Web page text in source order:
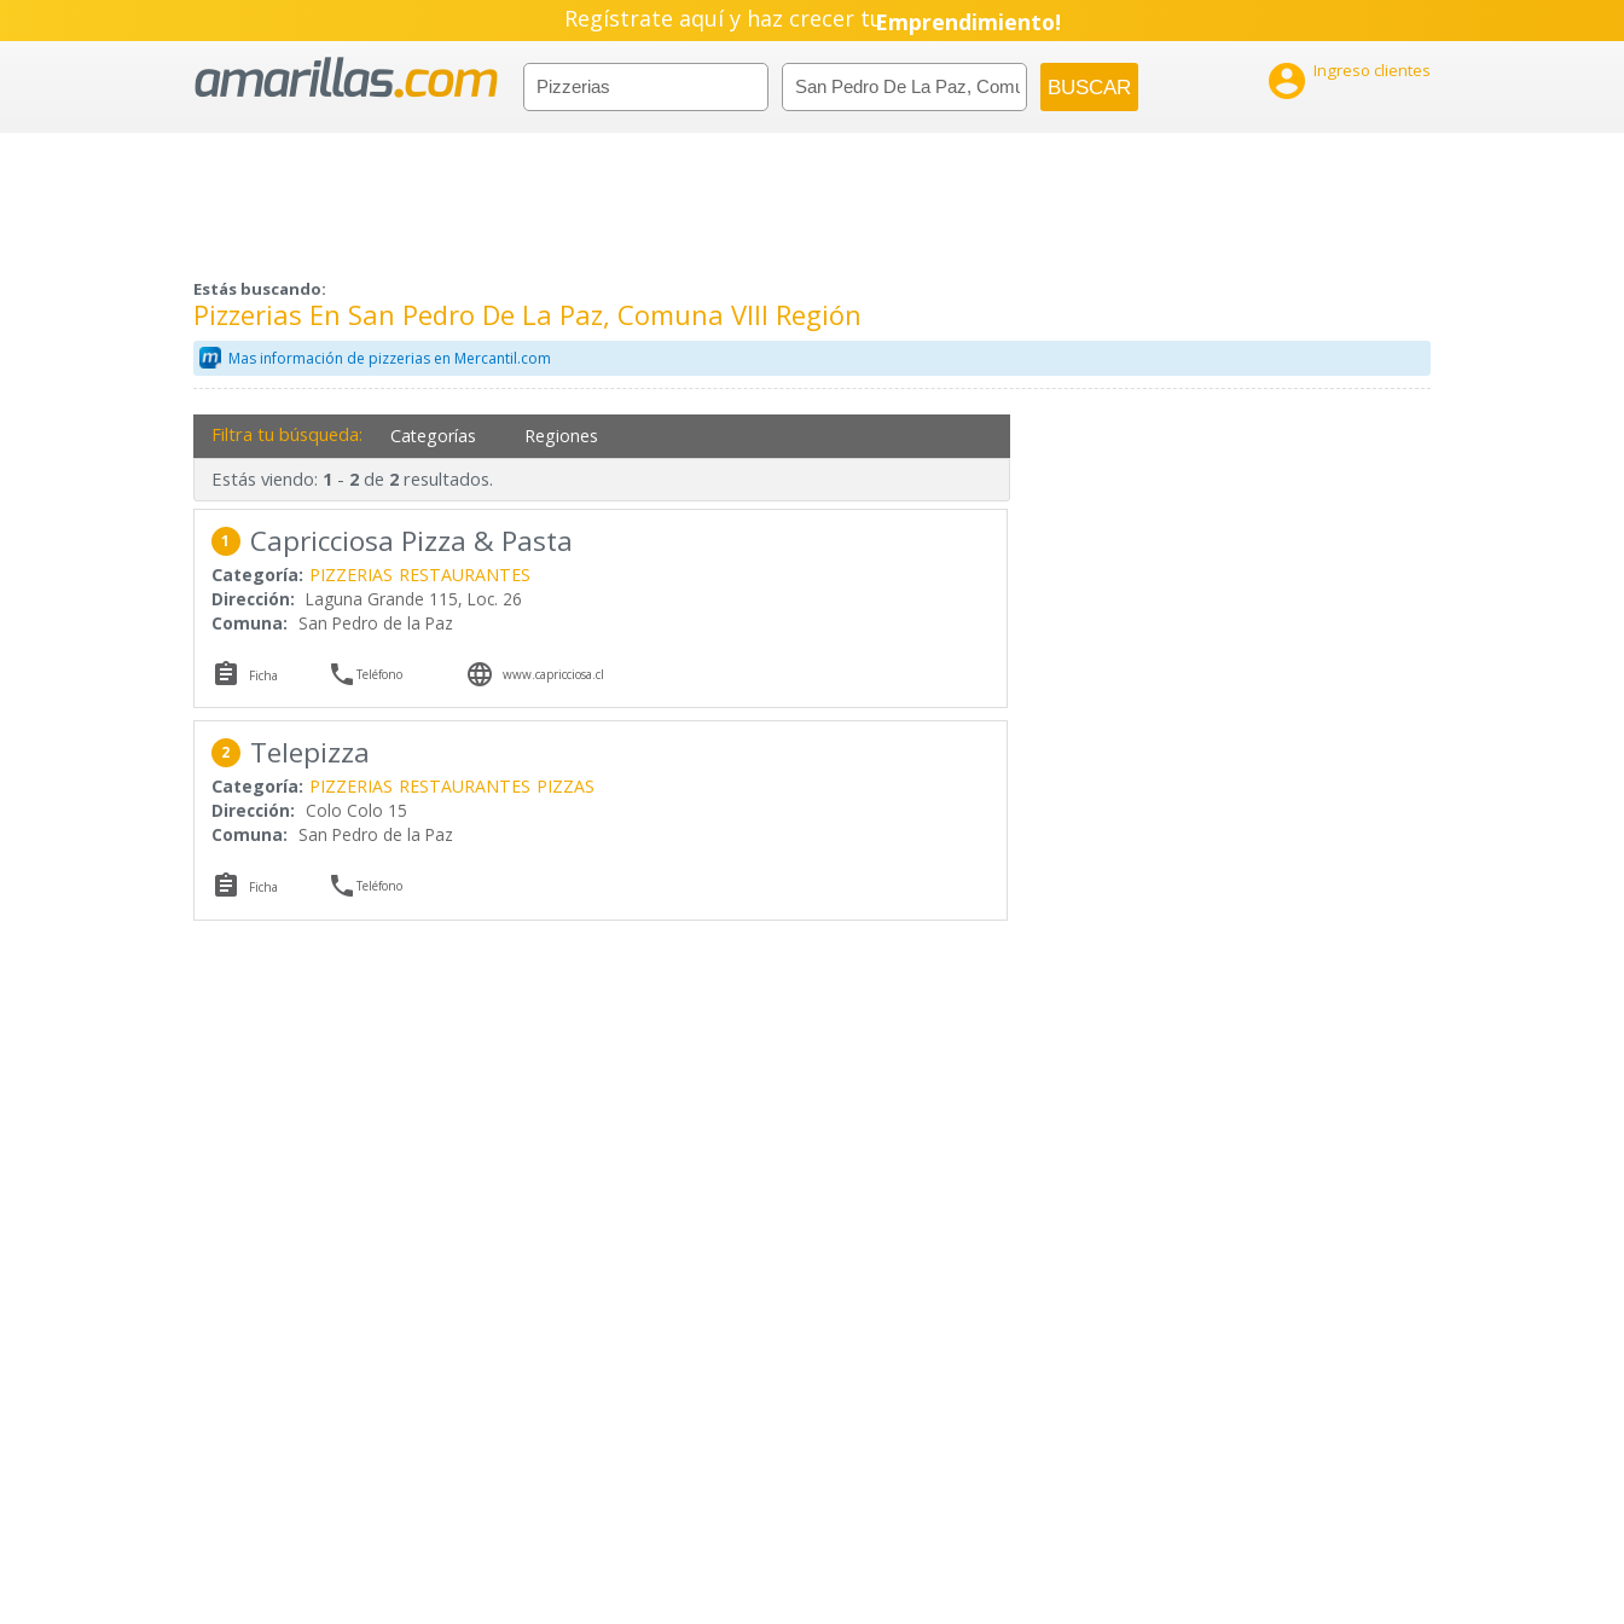
Regístrate aquí y haz crecer tuEmprendimiento!
 Ingreso clientes
Estás buscando:
Pizzerias En San Pedro De La Paz, Comuna VIII Región
Mas información de pizzerias en Mercantil.com
Filtra tu búsqueda: Categorías Regiones
Estás viendo: 1 - 2de 2resultados.
1 Capricciosa Pizza & Pasta
Categoría: PIZZERIAS RESTAURANTES
Dirección: Laguna Grande 115, Loc. 26
Comuna: San Pedro de la Paz
 Ficha Teléfono  www.capricciosa.cl
2 Telepizza
Categoría: PIZZERIAS RESTAURANTES PIZZAS
Dirección: Colo Colo 15
Comuna: San Pedro de la Paz
 Ficha Teléfono